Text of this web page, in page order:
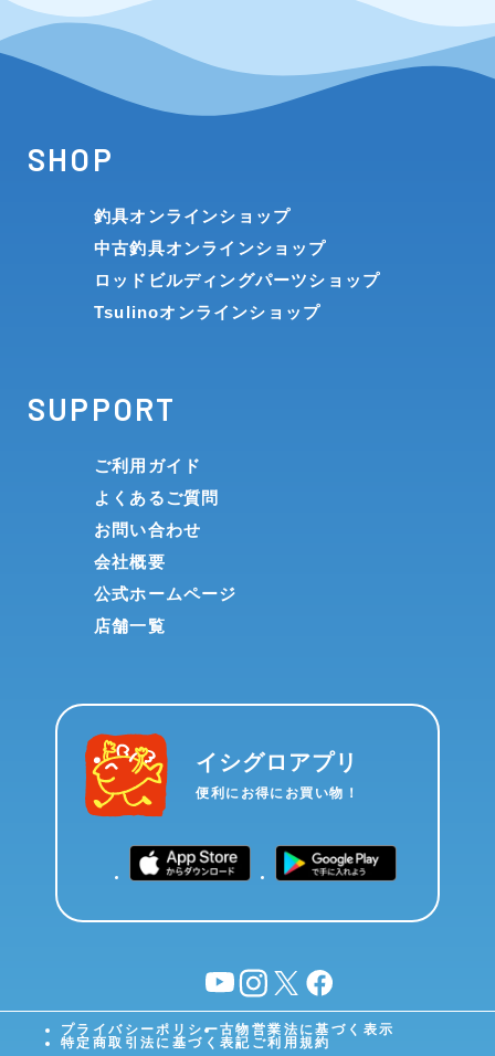
SHOP
釣具オンラインショップ
中古釣具オンラインショップ
ロッドビルディングパーツショップ
Tsulinoオンラインショップ
SUPPORT
ご利用ガイド
よくあるご質問
お問い合わせ
会社概要
公式ホームページ
店舗一覧
イシグロアプリ
便利にお得にお買い物！
YouTubeinstagram
X facebook
プライバシーポリシー古物営業法に基づく表示
特定商取引法に基づく表記 ご利用規約